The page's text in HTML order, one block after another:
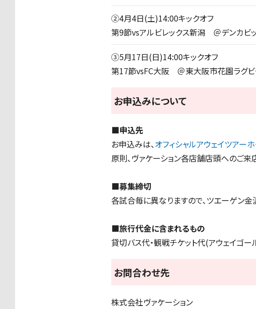
②4月4日(土)14:00キックオフ
第9節vsアルビレックス新潟 ＠デンカビ
③5月17日(日)14:00キックオフ
第17節vsFC大阪 ＠東大阪市花園ラグ
お申込みについて
■申込先
お申込みは、オフィシャルアウェイツアー
原則、ヴァケーション各店舗店頭へのご来
■募集締切
各試合毎に異なりますので、ツエーゲン金
■旅行代金に含まれるもの
貸切バス代・観戦チケット代(アウェイゴ
お問合わせ先
株式会社ヴァケーション